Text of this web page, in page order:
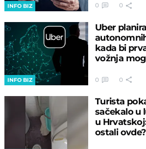
INFO BIZ 0 0
INFO BIZ
Uber
kada bi
vožnja
0 0
Turista
sačekalo u
u
ostali